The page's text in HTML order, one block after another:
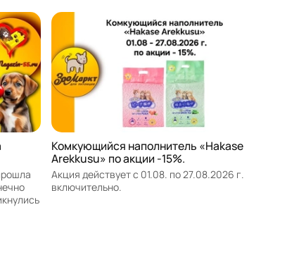
Комкующийся наполнитель «Hakase
Arekkusu» по акции -15%.
Акция действует с 01.08. по 27.08.2026 г.
включительно.